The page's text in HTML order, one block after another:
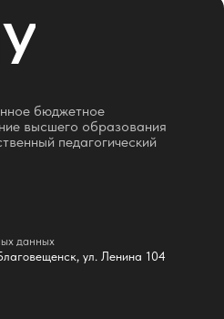
бюджетное
высшего образования
педагогический
данных
ул. Ленина 104